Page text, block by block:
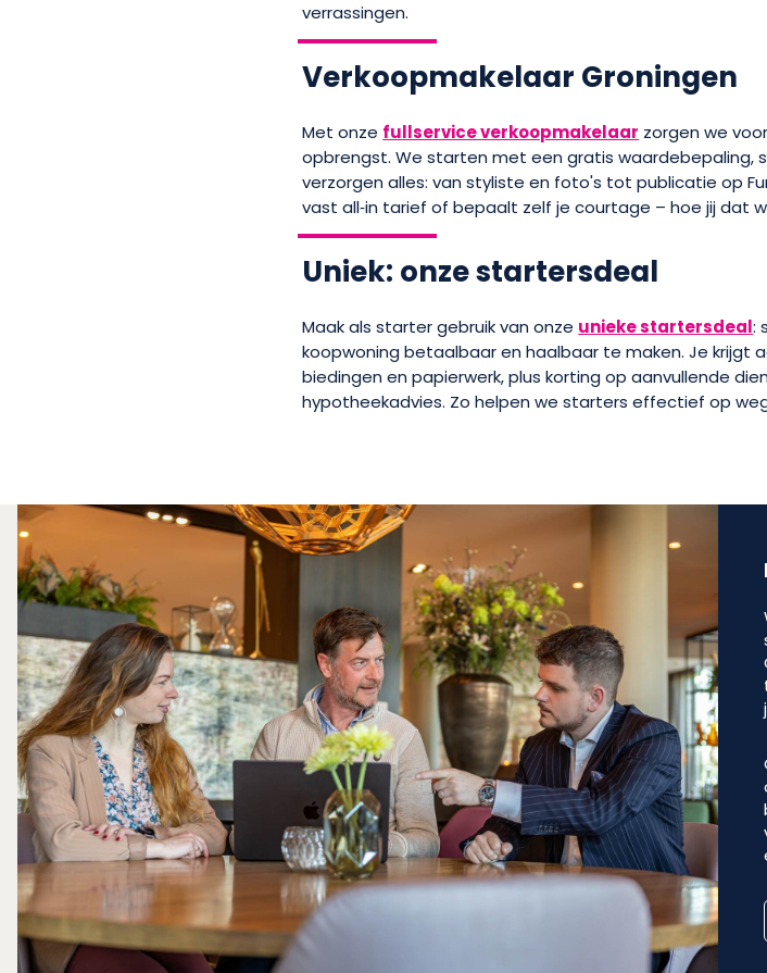
verrassingen.
Verkoopmakelaar Groningen
Met onze fullservice verkoopmakelaar zorgen we
opbrengst. We starten met een gratis waardebepaling,
verzorgen alles: van styliste en foto's tot publicatie op
vast all‑in tarief of bepaalt zelf je courtage – hoe jij dat
Uniek: onze startersdeal
Maak als starter gebruik van onze unieke startersdeal:
koopwoning betaalbaar en haalbaar te maken. Je krijgt
biedingen en papierwerk, plus korting op aanvullende
hypotheekadvies. Zo helpen we starters effectief op